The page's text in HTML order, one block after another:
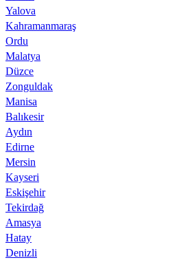
Yalova
Kahramanmaraş
Ordu
Malatya
Düzce
Zonguldak
Manisa
Balıkesir
Aydın
Edirne
Mersin
Kayseri
Eskişehir
Tekirdağ
Amasya
Hatay
Denizli